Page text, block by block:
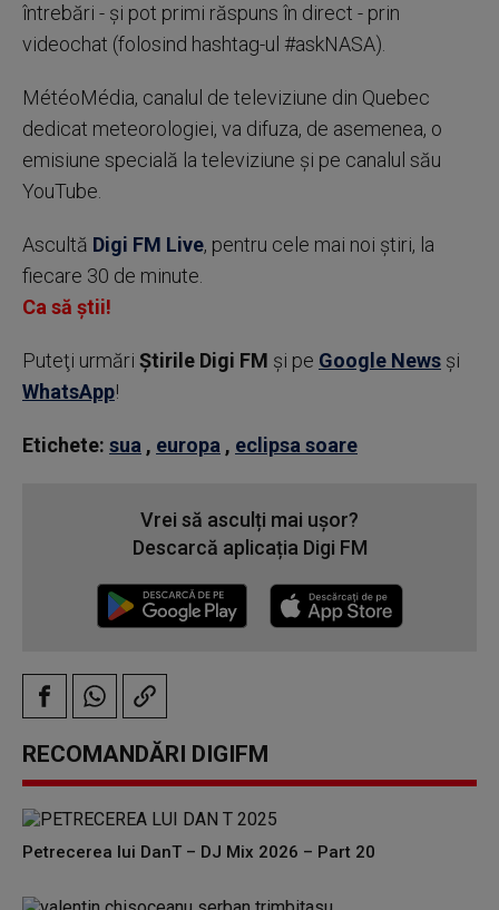
întrebări - şi pot primi răspuns în direct - prin
videochat (folosind hashtag-ul #askNASA).
MétéoMédia, canalul de televiziune din Quebec
dedicat meteorologiei, va difuza, de asemenea, o
emisiune specială la televiziune şi pe canalul său
YouTube.
Ascultă Digi FM Live, pentru cele mai noi știri, la
fiecare 30 de minute.
Ca să știi!
Puteţi urmări Știrile Digi FM şi pe Google News şi
WhatsApp!
Etichete: sua , europa , eclipsa soare
Vrei să asculți mai ușor?
Descarcă aplicația Digi FM
RECOMANDĂRI DIGIFM
Petrecerea lui DanT – DJ Mix 2026 – Part 20